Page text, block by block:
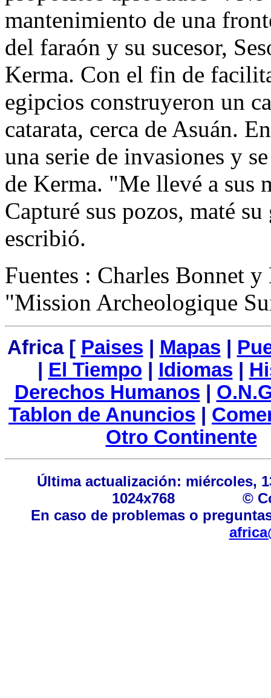
mantenimiento de una
del faraón y su sucesor,
Kerma. Con el fin de
egipcios construyeron un
catarata, cerca de Asuán.
una serie de invasiones y
de Kerma. "Me llevé a sus
Capturé sus pozos, maté
escribió.
Fuentes : Charles Bonnet
"Mission Archeologique
Africa [ Paises Mapas
El Tiempo Idiomas
Derechos Humanos
Tablon de Anuncios
Otro Continente
Última actualización:
1024x768 ©
En caso de problemas o